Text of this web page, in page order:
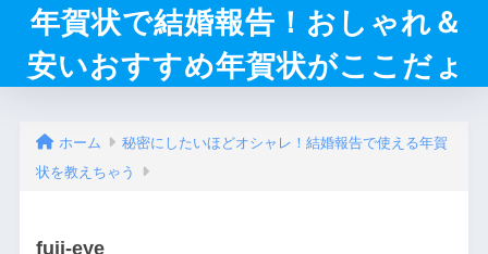
年賀状で結婚報告！おしゃれ＆
安いおすすめ年賀状がここだょ
ホーム
秘密にしたいほどオシャレ！結婚報告で使える年賀
状を教えちゃう
fuji-eye